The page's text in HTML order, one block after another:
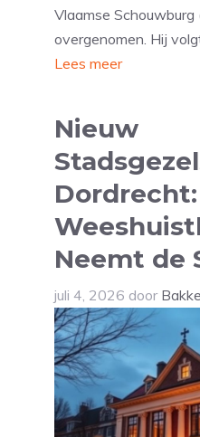
Vlaamse Schouwburg
overgenomen. Hij
Lees meer
Nieuw
Neemt de
juli 4, 2026 door